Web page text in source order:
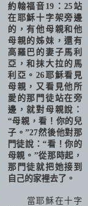
約翰福音 19：25站
在耶穌十字架旁邊
的，有他母親和他
母親的姊妹，還有
高羅巴的妻子馬利
亞，和抹大拉的馬
利亞。26耶穌看見
母親，又看見他所
愛的那門徒站在旁
邊，就對母親說：
“母親，看！你的兒
子。”27然後他對那
門徒說：“看！你的
母親。”從那時起，
那門徒就把她接到
自己的家裡去了。
當耶穌在十字